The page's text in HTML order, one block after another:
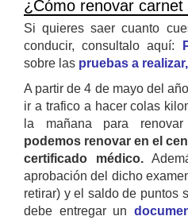
¿Cómo renovar carnet
Si quieres saer cuanto
conducir, consultalo aquí:
sobre las pruebas a
A partir de 4 de mayo del
ir a trafico a hacer colas
la mañana para
podemos renovar en el
certificado médico.
aprobación del dicho
retirar) y el saldo de puntos
debe entregar un